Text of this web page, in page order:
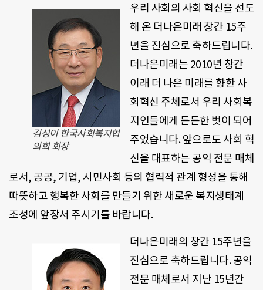
김성이 한국사회복지협
의회 회장
우리 사회의 사회 혁신을 선도
해 온 더나은미래 창간 15주
년을 진심으로 축하드립니다.
더나은미래는 2010년 창간
이래 더 나은 미래를 향한 사
회혁신 주체로서 우리 사회복
지인들에게 든든한 벗이 되어
주었습니다. 앞으로도 사회 혁
신을 대표하는 공익 전문 매체
로서, 공공, 기업, 시민사회 등의 협력적 관계 형성을 통해
따뜻하고 행복한 사회를 만들기 위한 새로운 복지생태계
조성에 앞장서 주시기를 바랍니다.
더나은미래의 창간 15주년을
진심으로 축하드립니다. 공익
전문 매체로서 지난 15년간